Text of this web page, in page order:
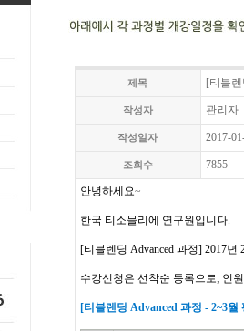
제목 [티블
작성자 관리자
작성일자 2017-
조회수 7855
안녕하세요~
한국 티소믈리에 연구원입니다.
[티블렌딩 Advanced 과정] 2017년
수강신청은 선착순 등록으로, 인원
[티블렌딩 Advanced 과정 - 2~3월